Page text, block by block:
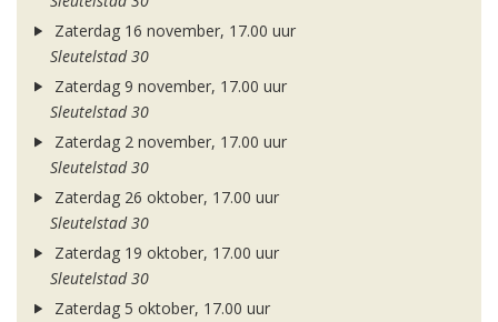
Zaterdag 16 november, 17.00 uur
Sleutelstad 30
Zaterdag 9 november, 17.00 uur
Sleutelstad 30
Zaterdag 2 november, 17.00 uur
Sleutelstad 30
Zaterdag 26 oktober, 17.00 uur
Sleutelstad 30
Zaterdag 19 oktober, 17.00 uur
Sleutelstad 30
Zaterdag 5 oktober, 17.00 uur